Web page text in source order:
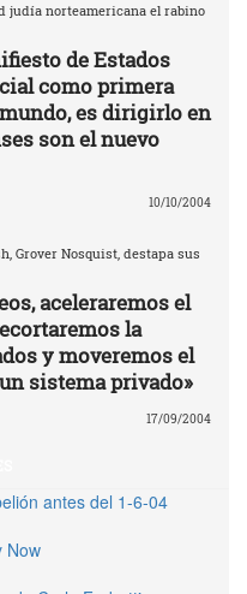
judía norteamericana el rabino
de Estados
como primera
es dirigirlo en
son el nuevo
10/10/2004
Grover Nosquist, destapa sus
aceleraremos el
la
y moveremos el
sistema privado»
17/09/2004
antes del 1-6-04
Now